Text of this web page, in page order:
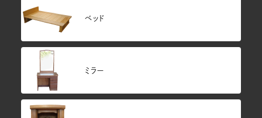
ベッド
ミラー